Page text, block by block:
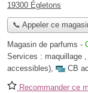
19300 Égletons
📞 Appeler ce
Magasin de parfums -
Services : maquillage ,
accessibles), CB
Recommander ce